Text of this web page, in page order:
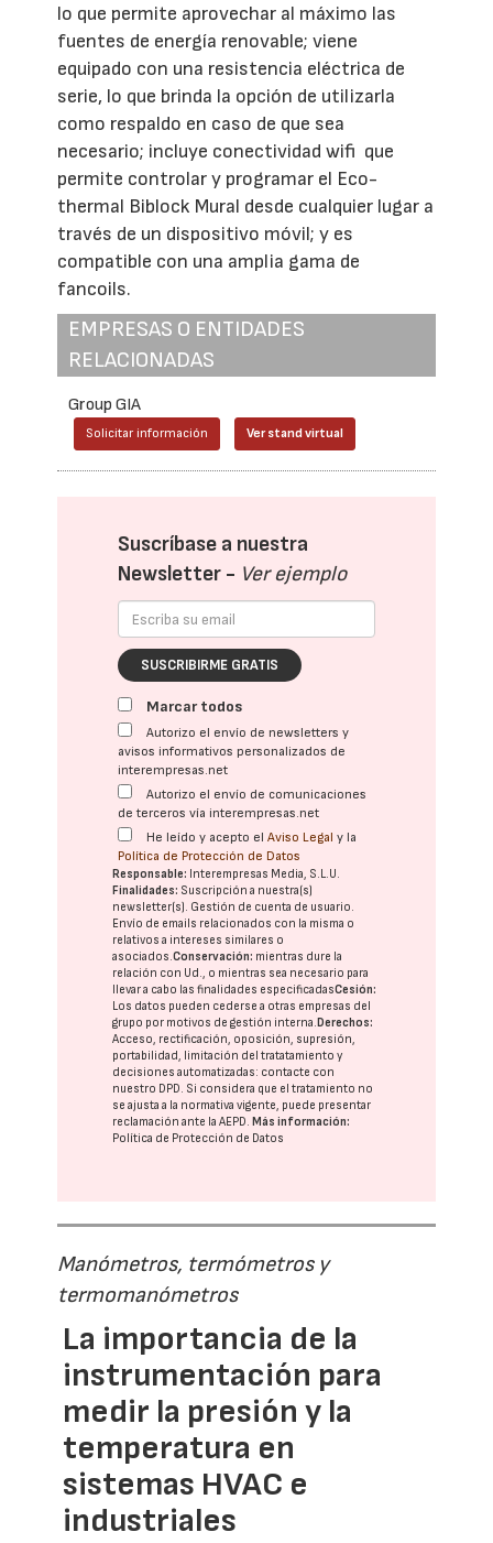
lo que permite aprovechar al máximo las
fuentes de energía renovable; viene
equipado con una resistencia eléctrica de
serie, lo que brinda la opción de utilizarla
como respaldo en caso de que sea
necesario; incluye conectividad wifi que
permite controlar y programar el Eco-
thermal Biblock Mural desde cualquier lugar a
través de un dispositivo móvil; y es
compatible con una amplia gama de
fancoils.
EMPRESAS O ENTIDADES
RELACIONADAS
Group GIA
Solicitar información Ver stand virtual
Suscríbase a nuestra
Newsletter - Ver ejemplo
SUSCRIBIRME GRATIS
Marcar todos
Autorizo el envío de newsletters y
avisos informativos personalizados de
interempresas.net
Autorizo el envío de comunicaciones
de terceros vía interempresas.net
He leído y acepto elAviso Legal y la
Política de Protección de Datos
Responsable: Interempresas Media, S.L.U.
Finalidades: Suscripción a nuestra(s)
newsletter(s). Gestión de cuenta de usuario.
Envío de emails relacionados con la misma o
relativos a intereses similares o
asociados.Conservación: mientras dure la
relación con Ud., o mientras sea necesario para
llevar a cabo las finalidades especificadasCesión:
Los datos pueden cederse a otras empresas del
grupo por motivos de gestión interna. Derechos:
Acceso, rectificación, oposición, supresión,
portabilidad, limitación del tratatamiento y
decisiones automatizadas: contacte con
nuestro DPD. Si considera que el tratamiento no
se ajusta a la normativa vigente, puede presentar
reclamación ante laAEPD. Más información:
Política de Protección de Datos
Manómetros, termómetros y
termomanómetros
La importancia de la
instrumentación para
medir la presión y la
temperatura en
sistemas HVAC e
industriales